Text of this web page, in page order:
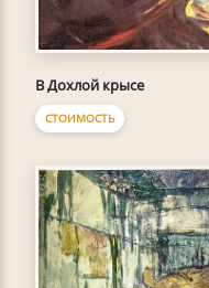
В Дохлой крысе
СТОИМОСТЬ